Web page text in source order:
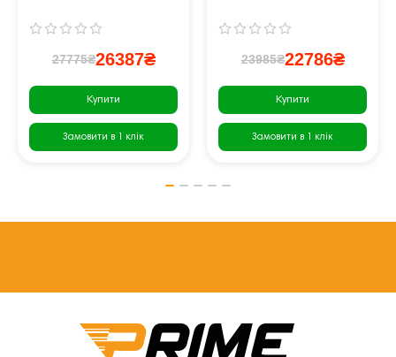
27775₴26387₴
Купити
Замовити в 1 клік
23985₴22786₴
Купити
Замовити в 1 клік